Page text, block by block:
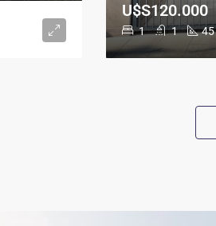
1 1 45
U$S120.000